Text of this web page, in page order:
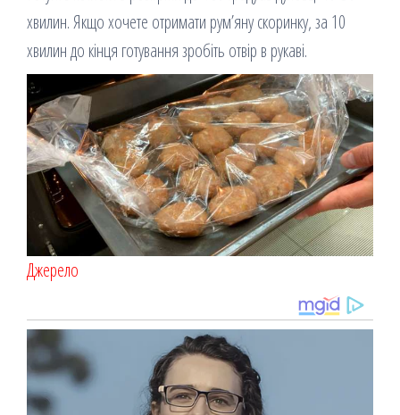
хвилин. Якщо хочете отримати рум’яну скоринку, за 10
хвилин до кінця готування зробіть отвір в рукаві.
Джерело